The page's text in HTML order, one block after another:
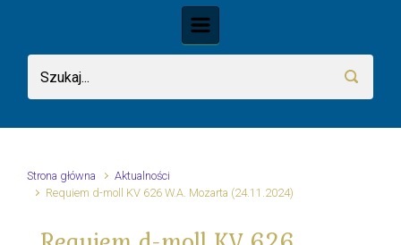
Strona główna
Aktualności
Requiem d-moll KV 626 W.A. Mozarta (24.11.2024)